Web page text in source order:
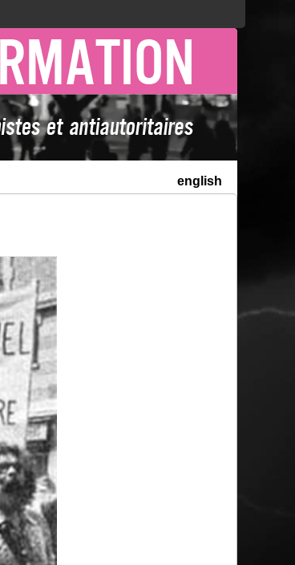
english